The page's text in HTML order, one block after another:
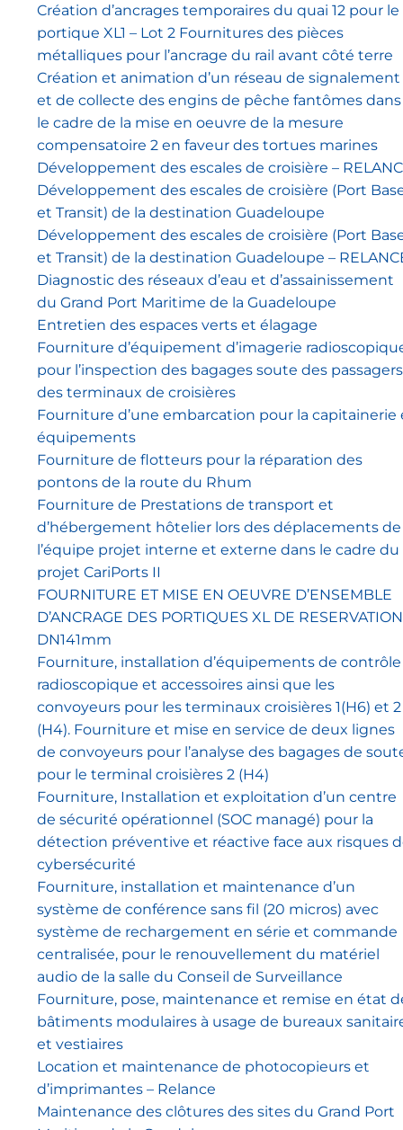
Création d’ancrages temporaires du quai 12 pour le
portique XL1 – Lot 2 Fournitures des pièces
métalliques pour l’ancrage du rail avant côté terre
Création et animation d’un réseau de signalement
et de collecte des engins de pêche fantômes dans
le cadre de la mise en oeuvre de la mesure
compensatoire 2 en faveur des tortues marines
Développement des escales de croisière –
Développement des escales de croisière (Port
et Transit) de la destination Guadeloupe
Développement des escales de croisière (Port
et Transit) de la destination Guadeloupe –
Diagnostic des réseaux d’eau et d’assainissement
du Grand Port Maritime de la Guadeloupe
Entretien des espaces verts et élagage
Fourniture d’équipement d’imagerie
pour l’inspection des bagages soute des passagers
des terminaux de croisières
Fourniture d’une embarcation pour la capitainerie
équipements
Fourniture de flotteurs pour la réparation des
pontons de la route du Rhum
Fourniture de Prestations de transport et
d’hébergement hôtelier lors des déplacements de
l’équipe projet interne et externe dans le cadre du
projet CariPorts II
FOURNITURE ET MISE EN OEUVRE D’ENSEMBLE
D’ANCRAGE DES PORTIQUES XL DE RESERVATION
DN141mm
Fourniture, installation d’équipements de contrôle
radioscopique et accessoires ainsi que les
convoyeurs pour les terminaux croisières 1(H6) et 2
(H4). Fourniture et mise en service de deux lignes
de convoyeurs pour l’analyse des bagages de
pour le terminal croisières 2 (H4)
Fourniture, Installation et exploitation d’un centre
de sécurité opérationnel (SOC managé) pour la
détection préventive et réactive face aux risques
cybersécurité
Fourniture, installation et maintenance d’un
système de conférence sans fil (20 micros) avec
système de rechargement en série et commande
centralisée, pour le renouvellement du matériel
audio de la salle du Conseil de Surveillance
Fourniture, pose, maintenance et remise en état
bâtiments modulaires à usage de bureaux
et vestiaires
Location et maintenance de photocopieurs et
d’imprimantes – Relance
Maintenance des clôtures des sites du Grand Port